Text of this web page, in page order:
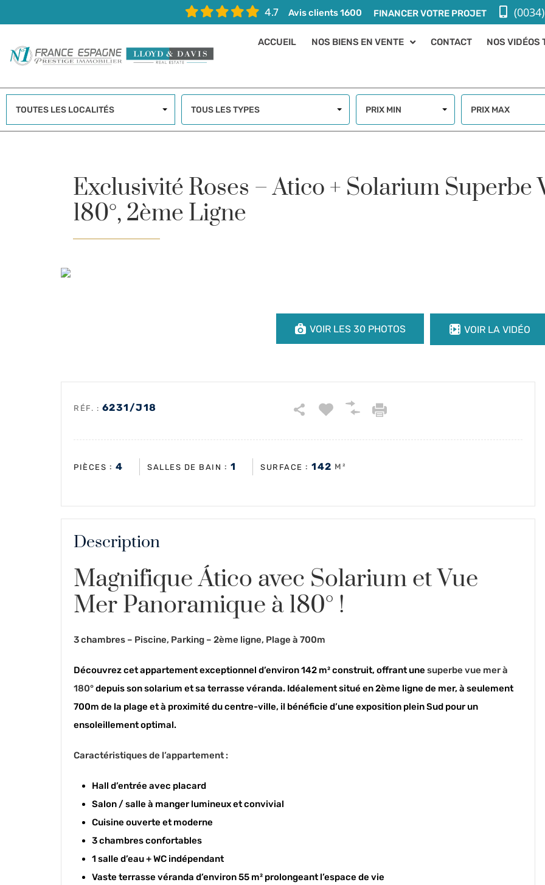
4.7 Avis clients 1600 FINANCER VOTRE PROJET
ACCUEIL NOS BIENS EN VENTE CONTACT NOS VIDÉOS
TOUTES LES LOCALITÉS TOUS LES TYPES PRIX MIN PRIX MAX
Exclusivité Roses – Atico + Solarium Superbe
180°, 2ème Ligne
VOIR LES 30 PHOTOS VOIR LA VIDÉO
RÉF. : 6231/J18
PIÈCES : 4 SALLES DE BAIN : 1 SURFACE : 142 M²
Description
Magnifique Ático avec Solarium et Vue
Mer Panoramique à 180° !
3 chambres – Piscine, Parking – 2ème ligne, Plage à 700m
Découvrez cet appartement exceptionnel d’environ 142 m² construit, offrant une superbe vue mer à
180°depuis son solarium et sa terrasse véranda. Idéalement situé en 2ème ligne de mer, à seulement
700m de la plage et à proximité du centre-ville, il bénéficie d’une exposition plein Sud pour un
ensoleillement optimal.
Caractéristiques de l’appartement :
Hall d’entrée avec placard
Salon / salle à manger lumineux et convivial
Cuisine ouverte et moderne
3 chambres confortables
1 salle d’eau + WC indépendant
Vaste terrasse véranda d’environ 55 m² prolongeant l’espace de vie